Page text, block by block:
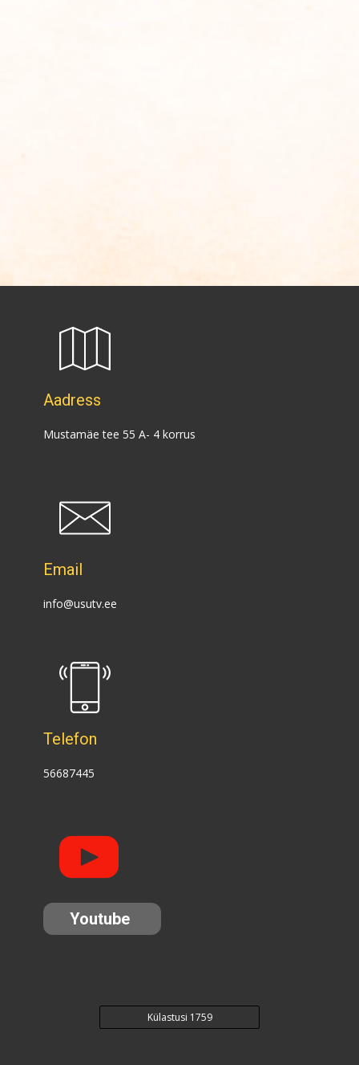
Aadress
Mustamäe tee 55 A- 4 korrus
Email
info@usutv.ee
Telefon
56687445
Youtube
Külastusi 1759